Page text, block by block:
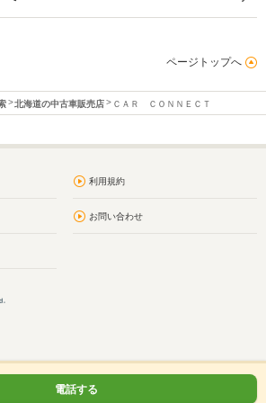
ページトップへ
北海道の中古車販売店 ＣＡＲ ＣＯＮＮＥＣＴ
利用規約
お問い合わせ
電話する